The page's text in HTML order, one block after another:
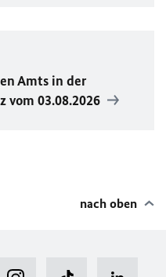
Amts in der
vom 03.08.2026
nach oben